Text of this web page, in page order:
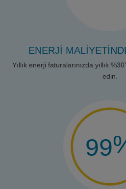
ENERJİ
Yıllık enerji faturalarınızda yıllık
edin.
99